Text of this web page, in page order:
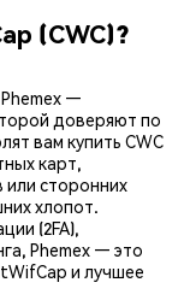
(CWC)?
—
доверяют по
вам купить CWC
карт,
или сторонних
хлопот.
(2FA),
Phemex — это
и лучшее